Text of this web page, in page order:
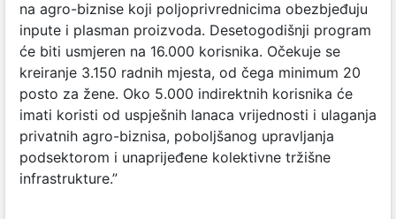
na agro-biznise koji poljoprivrednicima obezbjeđuju
inpute i plasman proizvoda. Desetogodišnji program
će biti usmjeren na 16.000 korisnika. Očekuje se
kreiranje 3.150 radnih mjesta, od čega minimum 20
posto za žene. Oko 5.000 indirektnih korisnika će
imati koristi od uspješnih lanaca vrijednosti i ulaganja
privatnih agro-biznisa, poboljšanog upravljanja
podsektorom i unaprijeđene kolektivne tržišne
infrastrukture.”